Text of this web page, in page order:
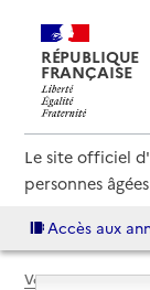
RÉPUBLIQUE
FRANÇAISE
Le site officiel
personnes
Accès aux
Voir le fil d’Ariane